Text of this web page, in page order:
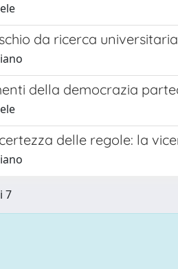
da ricerca
della democrazia
delle regole: la
7